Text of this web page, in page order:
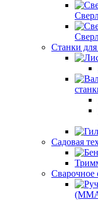
Станки
Садовая
Сварочное